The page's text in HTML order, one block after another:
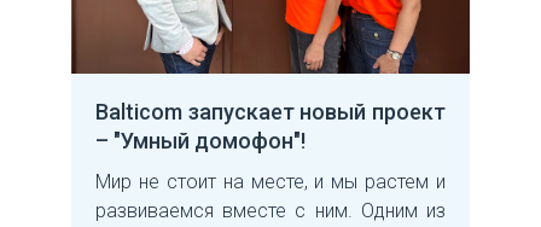
Balticom запускает новый проект
– "Умный домофон"!
Мир не стоит на месте, и мы растем и
развиваемся вместе с ним. Одним из